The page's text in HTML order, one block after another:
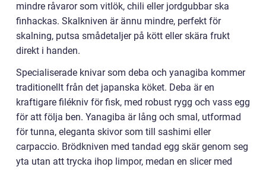
mindre råvaror som vitlök, chili eller jordgubbar ska
finhackas. Skalkniven är ännu mindre, perfekt för
skalning, putsa smådetaljer på kött eller skära frukt
direkt i handen.
Specialiserade knivar som deba och yanagiba kommer
traditionellt från det japanska köket. Deba är en
kraftigare filékniv för fisk, med robust rygg och vass egg
för att följa ben. Yanagiba är lång och smal, utformad
för tunna, eleganta skivor som till sashimi eller
carpaccio. Brödkniven med tandad egg skär genom seg
yta utan att trycka ihop limpor, medan en slicer med